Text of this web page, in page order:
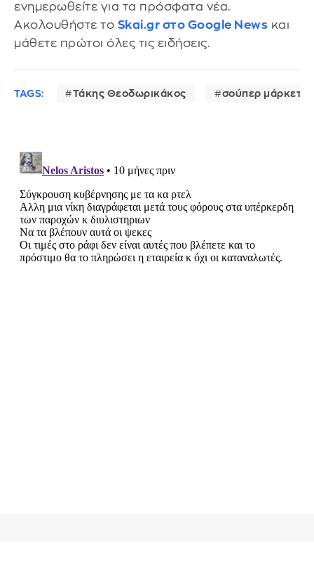
ενημερωθείτε για τα πρόσφατα νέα.
Ακολουθήστε το Skai.gr στο Google News και
μάθετε πρώτοι όλες τις ειδήσεις.
TAGS: Τάκης Θεοδωρικάκος σούπερ μάρκετ